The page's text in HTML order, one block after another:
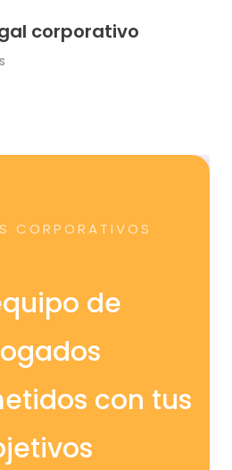
corporativo
CORPORATIVOS
de
con tus